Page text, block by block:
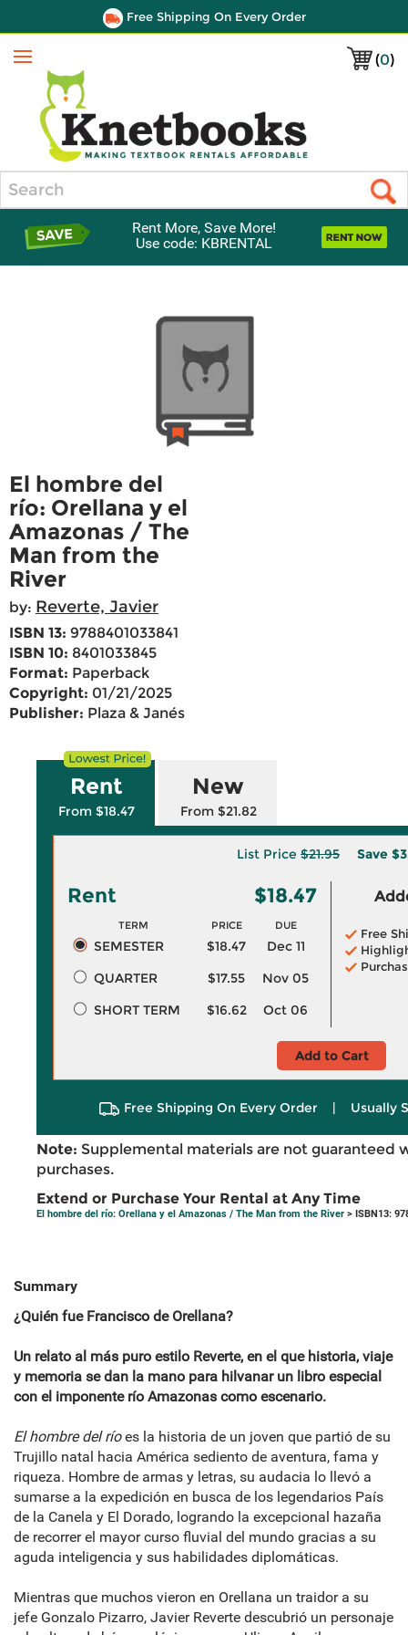
Free Shipping On Every Order
(0)
Menu
Rent More, Save More!
Use code: KBRENTAL
El hombre del
río: Orellana y el
Amazonas / The
Man from the
River
by: Reverte, Javier
ISBN 13: 9788401033841
ISBN 10: 8401033845
Format: Paperback
Copyright: 01/21/2025
Publisher: Plaza & Janés
Rent
From $18.47
New
From $21.82
List Price $21.95 Save
Rent $18.47
TERM PRICE DUE
SEMESTER $18.47
Dec 11
QUARTER
$17.55
Nov 05
SHORT TERM
$16.62 Oct 06
Free
Add to Cart
Free Shipping On Every Order | Usually
Note: Supplemental materials are not guaranteed
purchases.
Extend or Purchase Your Rental at Any Time
El hombre del río: Orellana y el Amazonas / The Man from the River > ISBN13:
Summary
¿Quién fue Francisco de Orellana?
Un relato al más puro estilo Reverte, en el que historia, viaje
y memoria se dan la mano para hilvanar un libro especial
con el imponente río Amazonas como escenario.
El hombre del ríoes la historia de un joven que partió de su
Trujillo natal hacia América sediento de aventura, fama y
riqueza. Hombre de armas y letras, su audacia lo llevó a
sumarse a la expedición en busca de los legendarios País
de la Canela y El Dorado, logrando la excepcional hazaña
de recorrer el mayor curso fluvial del mundo gracias a su
aguda inteligencia y sus habilidades diplomáticas.
Mientras que muchos vieron en Orellana un traidor a su
jefe Gonzalo Pizarro, Javier Reverte descubrió un personaje